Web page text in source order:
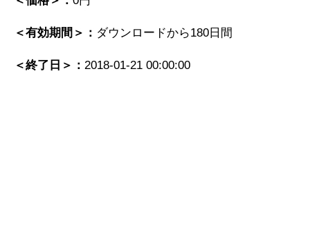
＜有効期間＞： ダウンロードから180日間
＜終了日＞： 2018-01-21 00:00:00